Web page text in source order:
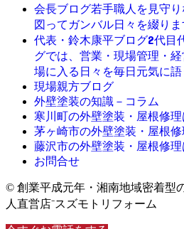
会長ブログ若手職人を見守
図ってガンバル日々を綴りま
代表・鈴木康平ブログ2代目
グでは、営業・現場管理・
場に入る日々を毎日元気に語
現場親方ブログ
外壁塗装の知識－コラム
寒川町の外壁塗装・屋根修理
茅ヶ崎市の外壁塗装・屋根修
藤沢市の外壁塗装・屋根修理
お問合せ
© 創業平成元年・湘南地域密着型
人直営店⁻スズモトリフォーム